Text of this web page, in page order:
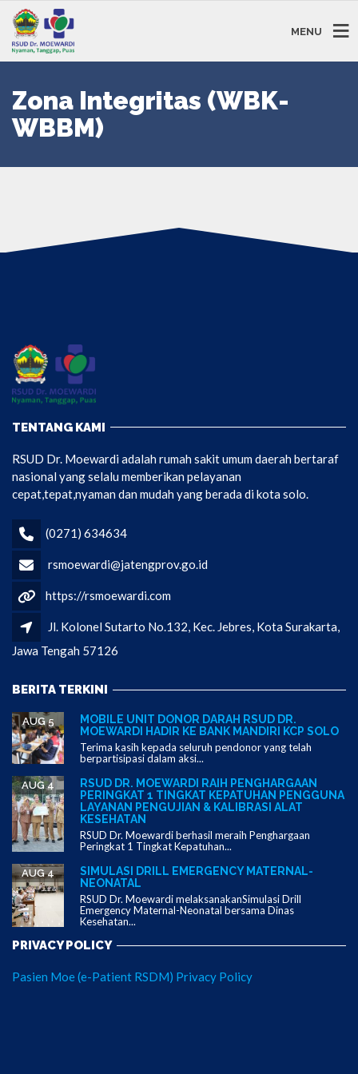
MENU
Zona Integritas (WBK-
WBBM)
TENTANG KAMI
RSUD Dr. Moewardi adalah rumah sakit umum daerah bertaraf
nasional yang selalu memberikan pelayanan
cepat,tepat,nyaman dan mudah yang berada di kota solo.
(0271) 634634
rsmoewardi@jatengprov.go.id
https://rsmoewardi.com
Jl. Kolonel Sutarto No.132, Kec. Jebres, Kota Surakarta,
Jawa Tengah 57126
BERITA TERKINI
MOBILE UNIT DONOR DARAH RSUD DR.
MOEWARDI HADIR KE BANK MANDIRI KCP SOLO
AUG 5
Terima kasih kepada seluruh pendonor yang telah
berpartisipasi dalam aksi...
RSUD DR. MOEWARDI RAIH PENGHARGAAN
PERINGKAT 1 TINGKAT KEPATUHAN PENGGUNA
LAYANAN PENGUJIAN & KALIBRASI ALAT
KESEHATAN
AUG 4
RSUD Dr. Moewardi berhasil meraih Penghargaan
Peringkat 1 Tingkat Kepatuhan...
SIMULASI DRILL EMERGENCY MATERNAL-
NEONATAL
AUG 4
RSUD Dr. Moewardi melaksanakanSimulasi Drill
Emergency Maternal-Neonatal bersama Dinas
Kesehatan...
PRIVACY POLICY
Pasien Moe (e-Patient RSDM) Privacy Policy